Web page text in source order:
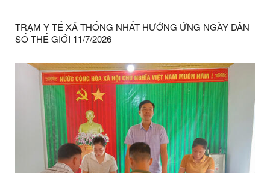
TRẠM Y TẾ XÃ THỐNG NHẤT HƯỞNG ỨNG NGÀY DÂN
SỐ THẾ GIỚI 11/7/2026